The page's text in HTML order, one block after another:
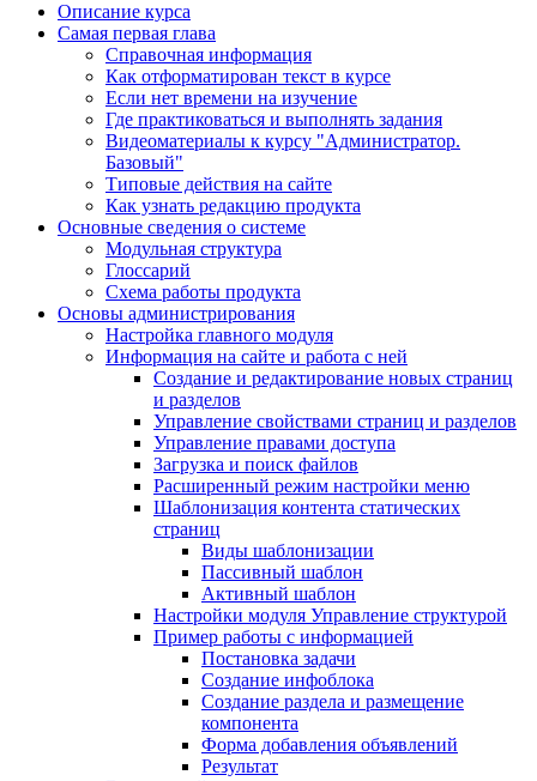
Описание курса
Самая первая глава
Справочная информация
Как отформатирован текст в курсе
Если нет времени на изучение
Где практиковаться и выполнять задания
Видеоматериалы к курсу "Администратор.
Базовый"
Типовые действия на сайте
Как узнать редакцию продукта
Основные сведения о системе
Модульная структура
Глоссарий
Схема работы продукта
Основы администрирования
Настройка главного модуля
Информация на сайте и работа с ней
Создание и редактирование новых страниц
и разделов
Управление свойствами страниц и разделов
Управление правами доступа
Загрузка и поиск файлов
Расширенный режим настройки меню
Шаблонизация контента статических
страниц
Виды шаблонизации
Пассивный шаблон
Активный шаблон
Настройки модуля Управление структурой
Пример работы с информацией
Постановка задачи
Создание инфоблока
Создание раздела и размещение
компонента
Форма добавления объявлений
Результат